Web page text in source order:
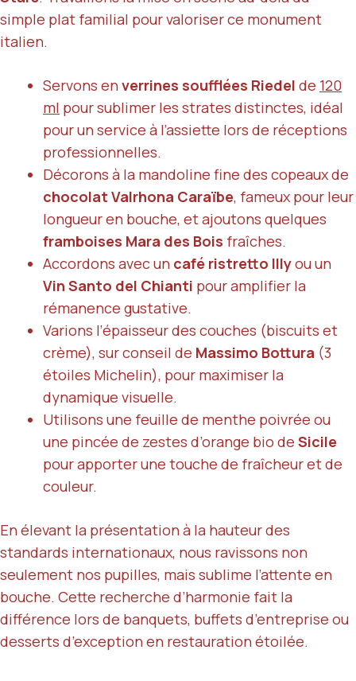
simple plat familial pour valoriser ce monument
italien.
Servons en verrines soufflées Riedel de 120
ml pour sublimer les strates distinctes, idéal
pour un service à l’assiette lors de réceptions
professionnelles.
Décorons à la mandoline fine des copeaux de
chocolat Valrhona Caraïbe, fameux pour leur
longueur en bouche, et ajoutons quelques
framboises Mara des Bois fraîches.
Accordons avec un café ristretto Illyou un
Vin Santo del Chianti pour amplifier la
rémanence gustative.
Varions l’épaisseur des couches (biscuits et
crème), sur conseil de Massimo Bottura (3
étoiles Michelin), pour maximiser la
dynamique visuelle.
Utilisons une feuille de menthe poivrée ou
une pincée de zestes d’orange bio de Sicile
pour apporter une touche de fraîcheur et de
couleur.
En élevant la présentation à la hauteur des
standards internationaux, nous ravissons non
seulement nos pupilles, mais sublime l’attente en
bouche. Cette recherche d’harmonie fait la
différence lors de banquets, buffets d’entreprise ou
desserts d’exception en restauration étoilée.